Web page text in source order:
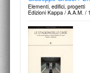
Elementi, edifici, progetti
Edizioni Kappa / A.A.M. /